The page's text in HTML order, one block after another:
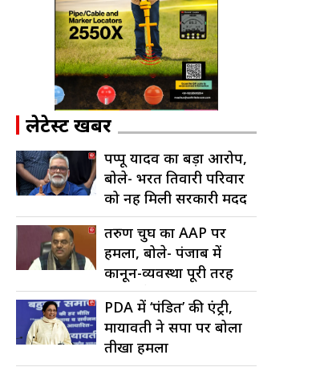
लेटेस्ट खबरें
पप्पू यादव का बड़ा आरोप,
बोले- भरत तिवारी परिवार
को नहीं मिली सरकारी मदद
तरुण चुघ का AAP पर
हमला, बोले- पंजाब में
कानून-व्यवस्था पूरी तरह
चरमराई
PDA में ‘पंडित’ की एंट्री,
मायावती ने सपा पर बोला
तीखा हमला